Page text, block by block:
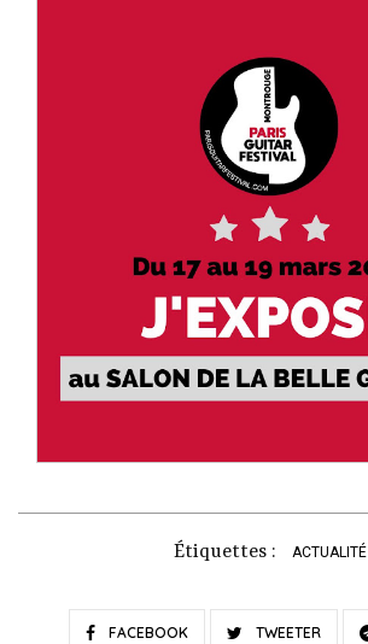
Étiquettes : ACTUALITÉ
FACEBOOK TWEETER